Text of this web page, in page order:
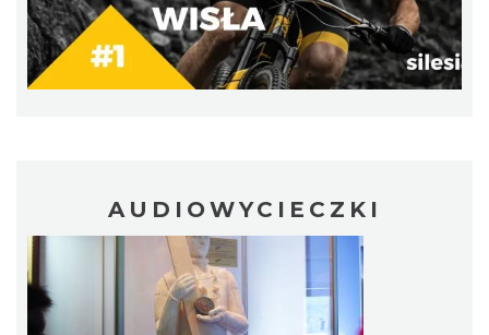
Festiwal Zderzenia Gatunków & Moto
Brenna
2026-08-07
AUDIOWYCIECZKI